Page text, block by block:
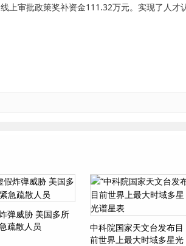
上审批政策奖补资金111.32万元。实现了人才
弹威胁 美国多所
疏散人员
中科院国家天文台发布目
前世界上最大时域多星光